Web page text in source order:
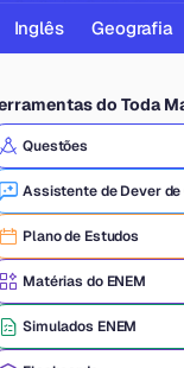
Inglês Geografia
Física
do Toda
Questões
Assistente de Dever de
Plano de Estudos
Matérias do ENEM
Simulados ENEM